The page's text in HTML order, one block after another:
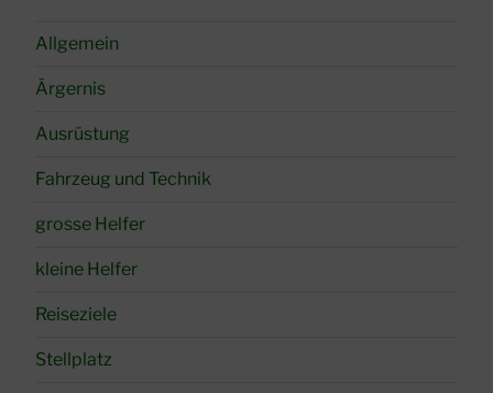
Allgemein
Ärgernis
Ausrüstung
Fahrzeug und Technik
grosse Helfer
kleine Helfer
Reiseziele
Stellplatz